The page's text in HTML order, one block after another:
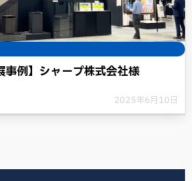
事例】シャープ株式会社様
2025年6月10日